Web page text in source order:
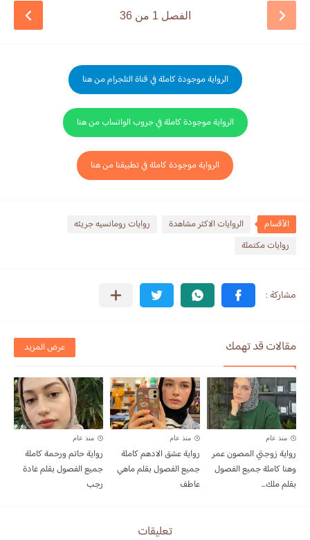
الفصل 1 من 36
الرواية موجودة كاملة في قناة التلجرام من هنا
الرواية موجودة كاملة في جروب الواتساب من هنا
الرواية موجودة كاملة في تطبيقنا من هنا
الأقسام الروايات الاكثر مشاهدة
روايات رومانسيه جريئه
روايات مكتملة
مقالات قد تهمك عرض المزيد
منذ عام
رواية زوجتي المصون عمر
وهنا كاملة جميع الفصول
بقلم ملك...
منذ عام
رواية عشق الادهم كاملة
جميع الفصول بقلم ماهي
عاطف
منذ عام
رواية حاتم ورحمة كاملة
جميع الفصول بقلم غادة
رجب
تعليقات